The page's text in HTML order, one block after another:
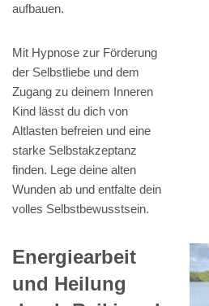
aufbauen.
Mit Hypnose zur Förderung
der Selbstliebe und dem
Zugang zu deinem Inneren
Kind lässt du dich von
Altlasten befreien und eine
starke Selbstakzeptanz
finden. Lege deine alten
Wunden ab und entfalte dein
volles Selbstbewusstsein.
Energiearbeit
und Heilung